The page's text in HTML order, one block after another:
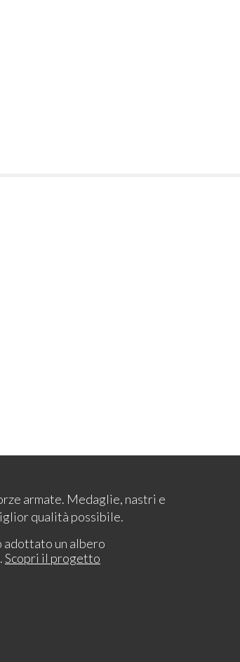
armate. Medaglie, nastri e
qualità possibile.
adottato un albero
Scopri il progetto